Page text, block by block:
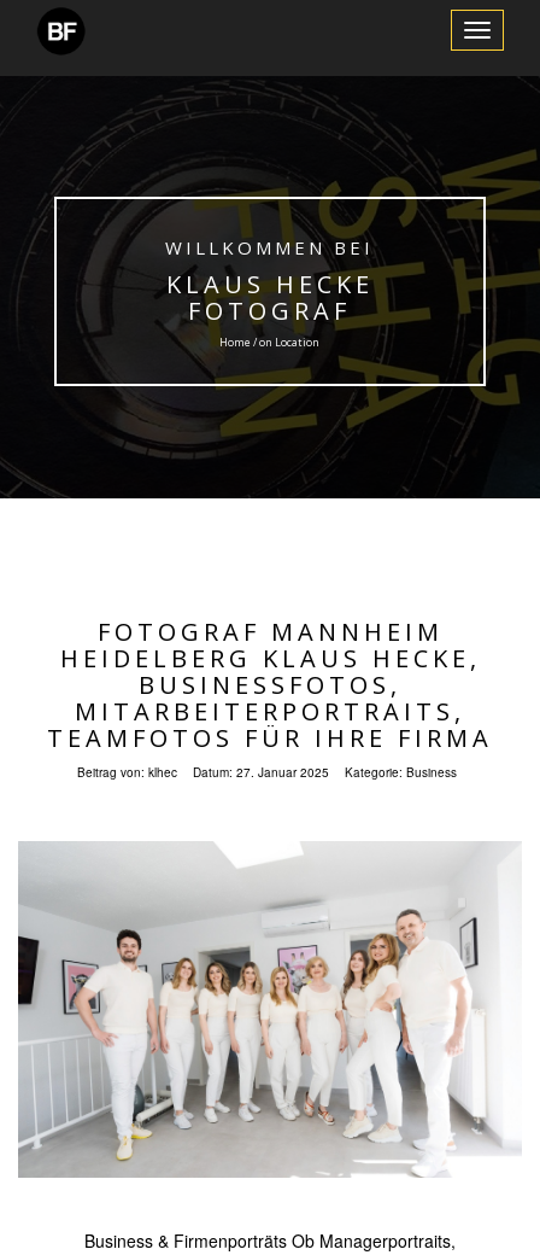
Schalte
Navigation
WILLKOMMEN BEI
KLAUS HECKE
FOTOGRAF
Home / on Location
FOTOGRAF MANNHEIM
HEIDELBERG KLAUS HECKE,
BUSINESSFOTOS,
MITARBEITERPORTRAITS,
TEAMFOTOS FÜR IHRE FIRMA
Beitrag von: klhec Datum: 27. Januar 2025 Kategorie: Business
Business & Firmenporträts Ob Managerportraits,